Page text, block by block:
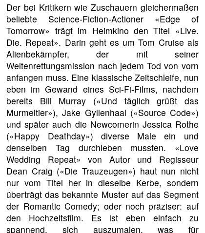
Der bei Kritikern wie Zuschauern gleichermaßen
beliebte Science-Fiction-Actioner «Edge of
Tomorrow» trägt im Heimkino den Titel «Live.
Die. Repeat». Darin geht es um Tom Cruise als
Alienbekämpfer, der mit seiner
Weltenrettungsmission nach jedem Tod von vorn
anfangen muss. Eine klassische Zeitschleife, nun
eben im Gewand eines Sci-Fi-Films, nachdem
bereits Bill Murray («Und täglich grüßt das
Murmeltier»), Jake Gyllenhaal («Source Code»)
und später auch die Newcomerin Jessica Rothe
(«Happy Deathday») diverse Male ein und
denselben Tag durchleben mussten. «Love
Wedding Repeat» von Autor und Regisseur
Dean Craig («Die Trauzeugen») haut nun nicht
nur vom Titel her in dieselbe Kerbe, sondern
überträgt das bekannte Muster auf das Segment
der Romantic Comedy; oder noch präziser: auf
den Hochzeitsfilm. Es ist eben einfach zu
spannend, sich auszumalen, was für